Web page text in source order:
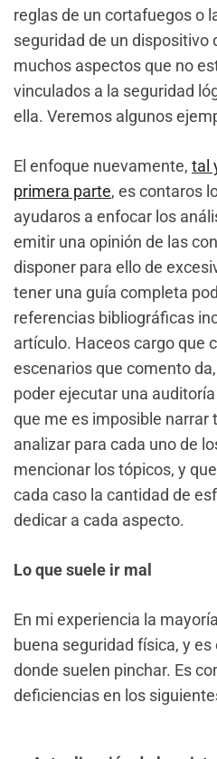
reglas de un cortafuegos o
seguridad de un dispositivo
muchos aspectos que no
vinculados a la seguridad
ella. Veremos algunos
El enfoque nuevamente, tal
primera parte, es contaros
ayudaros a enfocar los
emitir una opinión de las
disponer para ello de
tener una guía completa
referencias bibliográficas
artículo. Haceos cargo que
escenarios que comento
poder ejecutar una
que me es imposible narrar
analizar para cada uno de
mencionar los tópicos, y
cada caso la cantidad de
dedicar a cada aspecto.
Lo que suele ir mal
En mi experiencia la
buena seguridad física, y
donde suelen pinchar. Es
deficiencias en los